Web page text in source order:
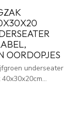
OORDOPJES
underseater